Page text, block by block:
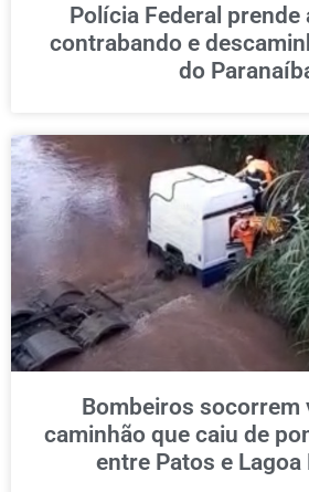
Polícia Federal prende
contrabando e
do
Bombeiros socorrem
caminhão que caiu de
entre Patos e Lagoa